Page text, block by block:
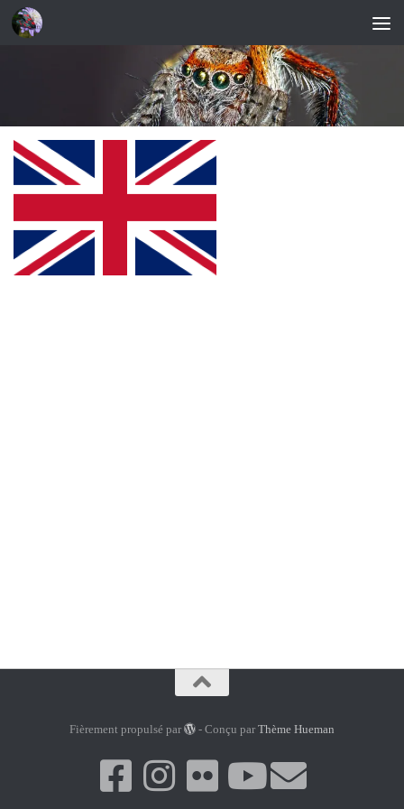
Skip to content
Fièrement propulsé par - Conçu parThème Hueman